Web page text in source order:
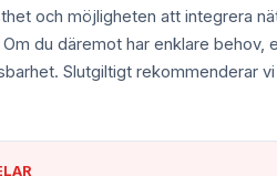
och möjligheten att integrera
du däremot har enklare behov,
Slutgiltigt rekommenderar